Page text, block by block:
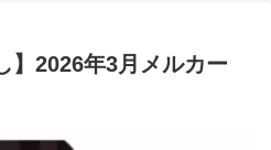
】2026年3月メルカー